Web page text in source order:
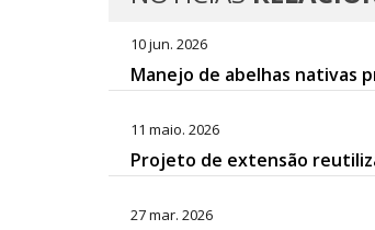
10 jun. 2026
Manejo de abelhas nativas
11 maio. 2026
Projeto de extensão
27 mar. 2026